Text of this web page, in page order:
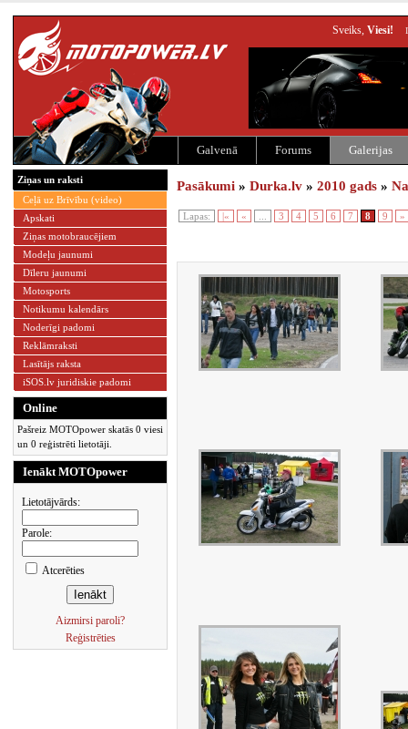
Sveiks, Viesi!
Galvenā Forums Galerijas
Ziņas un raksti
Ceļā uz Brīvību (video)
Apskati
Ziņas motobraucējiem
Modeļu jaunumi
Dīleru jaunumi
Motosports
Notikumu kalendārs
Noderīgi padomi
Reklāmraksti
Lasītājs raksta
iSOS.lv juridiskie padomi
Online
Pašreiz MOTOpower skatās 0 viesi
un 0 reģistrēti lietotāji.
Ienākt MOTOpower
Lietotājvārds:
Parole:
Atcerēties
Aizmirsi paroli?
Reģistrēties
Pasākumi » Durka.lv » 2010 gads »
Lapas: |« « 3 4 5 6 7 8 9 »